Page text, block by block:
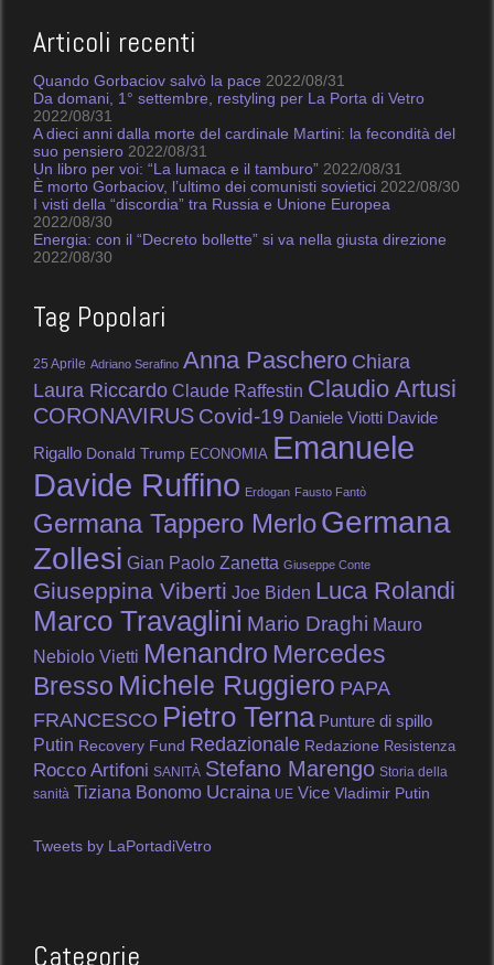
Articoli recenti
Quando Gorbaciov salvò la pace 2022/08/31
Da domani, 1° settembre, restyling per La Porta di Vetro
2022/08/31
A dieci anni dalla morte del cardinale Martini: la fecondità del
suo pensiero 2022/08/31
Un libro per voi: “La lumaca e il tamburo” 2022/08/31
È morto Gorbaciov, l’ultimo dei comunisti sovietici 2022/08/30
I visti della “discordia” tra Russia e Unione Europea
2022/08/30
Energia: con il “Decreto bollette” si va nella giusta direzione
2022/08/30
Tag Popolari
25 Aprile Adriano Serafino Anna Paschero Chiara
Laura Riccardo Claude Raffestin Claudio Artusi
CORONAVIRUS Covid-19 Daniele Viotti Davide
Rigallo Donald Trump ECONOMIA Emanuele
Davide Ruffino Erdogan Fausto Fantò
Germana Tappero MerloGermana
Zollesi Gian Paolo Zanetta Giuseppe Conte
Giuseppina Viberti Joe Biden Luca Rolandi
Marco Travaglini Mario Draghi Mauro
Nebiolo Vietti Menandro Mercedes
Bresso Michele Ruggiero PAPA
FRANCESCO Pietro Terna Punture di spillo
Putin Recovery Fund Redazionale Redazione Resistenza
Rocco Artifoni SANITÀ Stefano Marengo Storia della
sanità Tiziana Bonomo Ucraina UE Vice Vladimir Putin
Tweets by LaPortadiVetro
Categorie